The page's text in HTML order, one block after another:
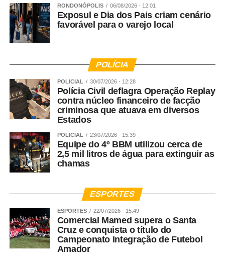
RONDONÓPOLIS 06/08/2026 - 12:01
Exposul e Dia dos Pais criam cenário
favorável para o varejo local
POLÍCIA
POLICIAL 30/07/2026 - 12:28
Polícia Civil deflagra Operação Replay
contra núcleo financeiro de facção
criminosa que atuava em diversos
Estados
POLICIAL 23/07/2026 - 15:39
Equipe do 4º BBM utilizou cerca de
2,5 mil litros de água para extinguir as
chamas
ESPORTES
ESPORTES 22/07/2026 - 15:49
Comercial Mamed supera o Santa
Cruz e conquista o título do
Campeonato Integração de Futebol
Amador